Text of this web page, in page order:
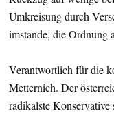
Umkreisung durch
imstande, die Ordnung
Verantwortlich für die
Metternich. Der
radikalste